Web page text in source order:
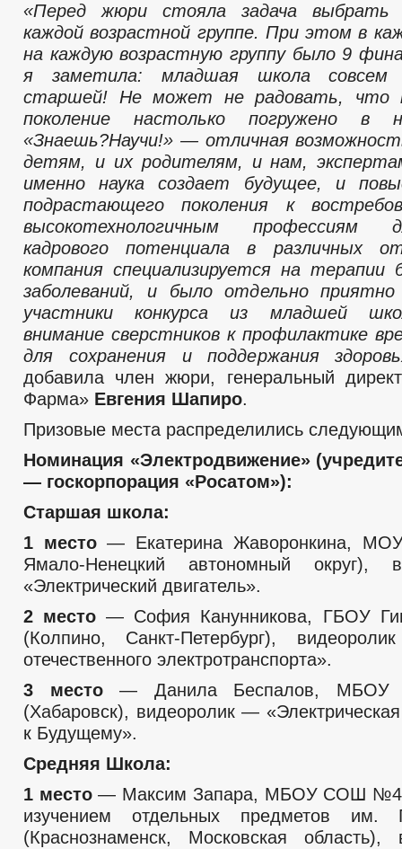
«Перед жюри стояла задача выбрать
каждой возрастной группе. При этом в
на каждую возрастную группу было 9
я заметила: младшая школа совсем
старшей! Не может не радовать, что
поколение настолько погружено в
«Знаешь?Научи!» — отличная
детям, и их родителям, и нам,
именно наука создает будущее, и
подрастающего поколения к
высокотехнологичным профессиям
кадрового потенциала в различных
компания специализируется на терапии
заболеваний, и было отдельно
участники конкурса из младшей
внимание сверстников к профилактике
для сохранения и поддержания
добавила член жюри, генеральный
Фарма» Евгения Шапиро.
Призовые места распределились
Номинация «Электродвижение»
— госкорпорация «Росатом»):
Старшая школа:
1 место— Екатерина Жаворонкина,
Ямало-Ненецкий автономный округ),
«Электрический двигатель».
2 место — София Канунникова, ГБОУ
(Колпино, Санкт-Петербург),
отечественного электротранспорта».
3 место— Данила Беспалов,
(Хабаровск), видеоролик —
к Будущему».
Средняя Школа:
1 место— Максим Запара, МБОУ СОШ №4
изучением отдельных предметов
(Краснознаменск, Московская